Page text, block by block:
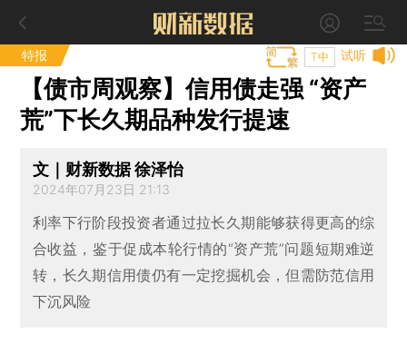
特报 试听
T中
【债市周观察】信用债走强 “资产
荒”下长久期品种发行提速
文｜财新数据 徐泽怡
2024年07月23日 21:13
利率下行阶段投资者通过拉长久期能够获得更高的综
合收益，鉴于促成本轮行情的“资产荒”问题短期难逆
转，长久期信用债仍有一定挖掘机会，但需防范信用
下沉风险